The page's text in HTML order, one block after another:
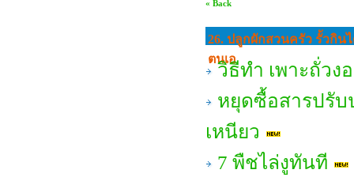
« Back
26. ปลูกผักสวนครัว รั้วกิน
ตนเอ
วิธีทำ เพาะถั่วง
หยุดซื้อสารปรั
เหนียว
7 พืชไล่งูทันที